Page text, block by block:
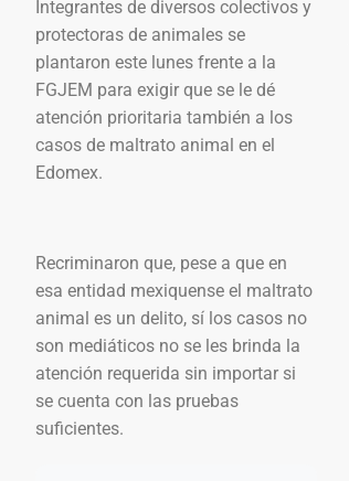
Integrantes de diversos colectivos y
protectoras de animales se
plantaron este lunes frente a la
FGJEM para exigir que se le dé
atención prioritaria también a los
casos de maltrato animal en el
Edomex.
Recriminaron que, pese a que en
esa entidad mexiquense el maltrato
animal es un delito, sí los casos no
son mediáticos no se les brinda la
atención requerida sin importar si
se cuenta con las pruebas
suficientes.